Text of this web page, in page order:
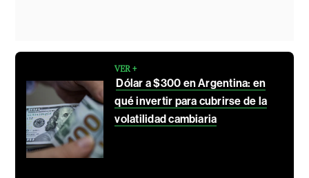
VER +
Dólar a $300 en Argentina: en
qué invertir para cubrirse de la
volatilidad cambiaria